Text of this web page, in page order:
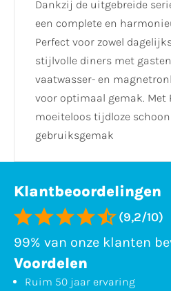
Dankzij de uitgebreide
een complete en
Perfect voor zowel
stijlvolle diners met
vaatwasser- en
voor optimaal gemak. Met
moeiteloos tijdloze
gebruiksgemak
Klantbeoordelingen
(9,2/10)
99% van onze klanten
Voordelen
Ruim 50 jaar ervaring